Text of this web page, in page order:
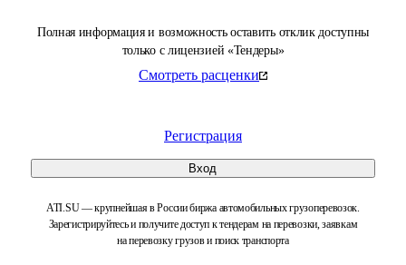
Полная информация и возможность оставить отклик доступны
только с лицензией «Тендеры»
Смотреть расценки
Регистрация
Вход
ATI.SU — крупнейшая в России биржа автомобильных грузоперевозок.
Зарегистрируйтесь и получите доступ к тендерам на перевозки, заявкам
на перевозку грузов и поиск транспорта